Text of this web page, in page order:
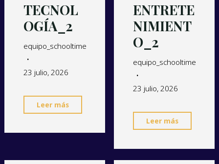
TECNOL
OGÍA_2
equipo_schooltime
23 julio, 2026
Leer más
ENTRETE
NIMIENT
O_2
equipo_schooltime
23 julio, 2026
Leer más